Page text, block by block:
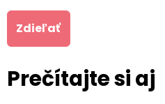
Zdieľať
Prečítajte si aj